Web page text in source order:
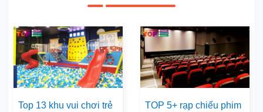
Top 13 khu vui chơi trẻ
TOP 5+ rạp chiếu phim